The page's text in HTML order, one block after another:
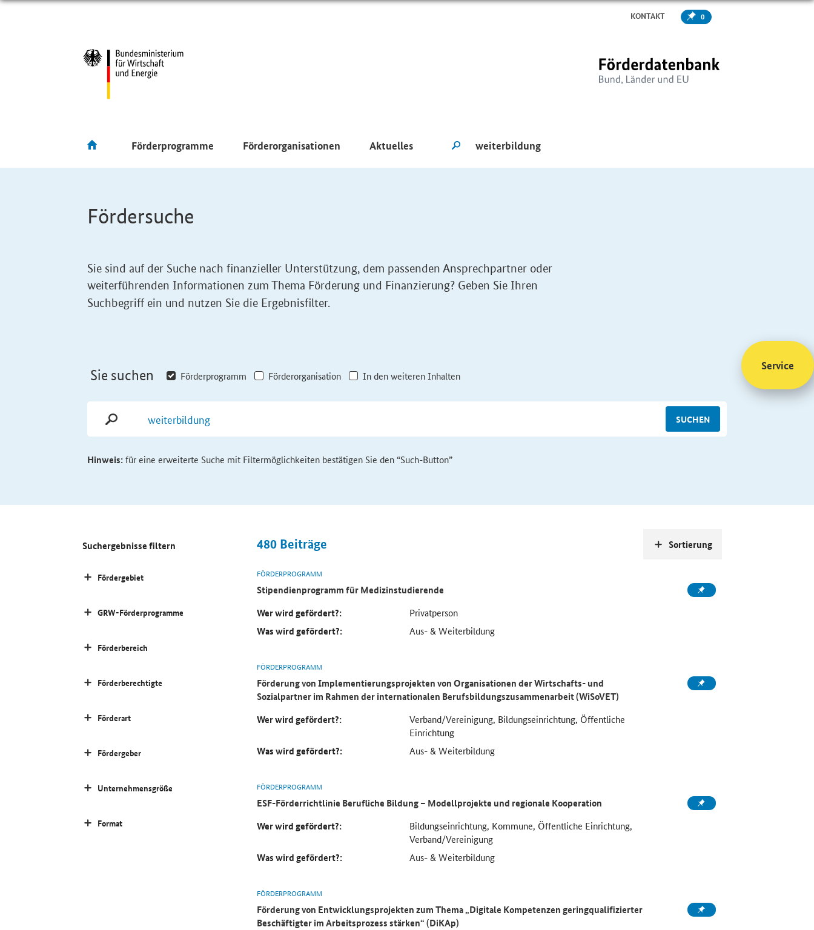
KONTAKT 0
Förderprogramme Förderorganisationen Aktuelles
Fördersuche
Sie sind auf der Suche nach finanzieller Unterstützung, dem passenden Ansprechpartner oder
weiterführenden Informationen zum Thema Förderung und Finanzierung? Geben Sie Ihren
Suchbegriff ein und nutzen Sie die Ergebnisfilter.
Sie suchen Förderprogramm Förderorganisation In den weiteren Inhalten
SUCHEN
Hinweis:für eine erweiterte Suche mit Filtermöglichkeiten bestätigen Sie den “Such-Button”
480 Beiträge
FÖRDERPROGRAMM
Stipendienprogramm für Medizinstudierende
Wer wird gefördert?:
Privatperson
Was wird gefördert?: Aus- & Weiterbildung
FÖRDERPROGRAMM
Förderung von Implementierungsprojekten von Organisationen der Wirtschafts- und
Sozialpartner im Rahmen der internationalen Berufsbildungszusammenarbeit (WiSoVET)
Wer wird gefördert?:
Verband/Vereinigung, Bildungseinrichtung, Öffentliche
Einrichtung
Was wird gefördert?: Aus- & Weiterbildung
FÖRDERPROGRAMM
ESF-Förderrichtlinie Berufliche Bildung – Modellprojekte und regionale Kooperation
Wer wird gefördert?:
Bildungseinrichtung, Kommune, Öffentliche Einrichtung,
Verband/Vereinigung
Was wird gefördert?: Aus- & Weiterbildung
FÖRDERPROGRAMM
Förderung von Entwicklungsprojekten zum Thema „Digitale Kompetenzen geringqualifizierter
Beschäftigter im Arbeitsprozess stärken“ (DiKAp)
Sortierung
Suchergebnisse filtern
Fördergebiet
GRW-Förderprogramme
Förderbereich
Förderberechtigte
Förderart
Fördergeber
Unternehmensgröße
Format
Service